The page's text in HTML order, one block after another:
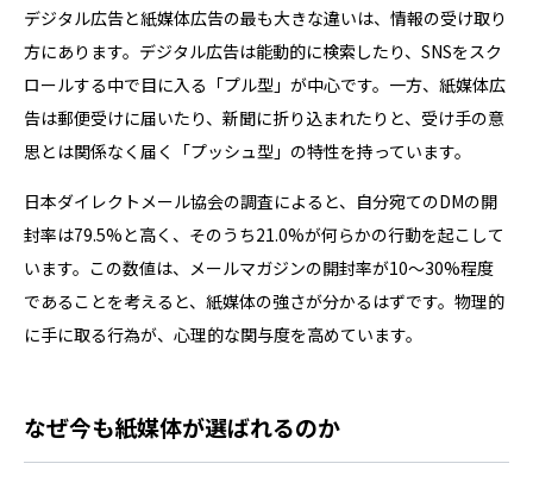
デジタル広告と紙媒体広告の最も大きな違いは、情報の受け取り
方にあります。デジタル広告は能動的に検索したり、SNSをスク
ロールする中で目に入る「プル型」が中心です。一方、紙媒体広
告は郵便受けに届いたり、新聞に折り込まれたりと、受け手の意
思とは関係なく届く「プッシュ型」の特性を持っています。
日本ダイレクトメール協会の調査によると、自分宛てのDMの開
封率は79.5%と高く、そのうち21.0%が何らかの行動を起こして
います。この数値は、メールマガジンの開封率が10〜30%程度
であることを考えると、紙媒体の強さが分かるはずです。物理的
に手に取る行為が、心理的な関与度を高めています。
なぜ今も紙媒体が選ばれるのか